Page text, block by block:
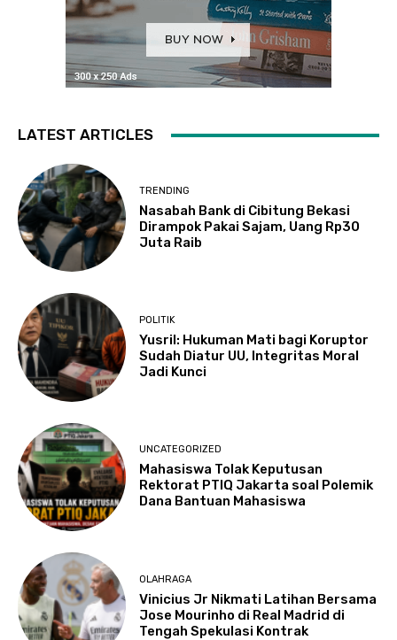
LATEST ARTICLES
TRENDING
Nasabah Bank di Cibitung Bekasi
Dirampok Pakai Sajam, Uang Rp30
Juta Raib
POLITIK
Yusril: Hukuman Mati bagi Koruptor
Sudah Diatur UU, Integritas Moral
Jadi Kunci
UNCATEGORIZED
Mahasiswa Tolak Keputusan
Rektorat PTIQ Jakarta soal Polemik
Dana Bantuan Mahasiswa
OLAHRAGA
Vinicius Jr Nikmati Latihan Bersama
Jose Mourinho di Real Madrid di
Tengah Spekulasi Kontrak